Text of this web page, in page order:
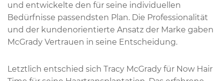
und entwickelte den für seine individuellen
Bedürfnisse passendsten Plan. Die Professionalität
und der kundenorientierte Ansatz der Marke gaben
McGrady Vertrauen in seine Entscheidung.
Letztlich entschied sich Tracy McGrady für Now Hair